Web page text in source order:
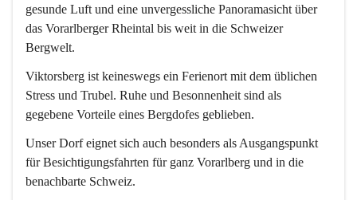
gesunde Luft und eine unvergessliche Panoramasicht über
das Vorarlberger Rheintal bis weit in die Schweizer
Bergwelt.
Viktorsberg ist keineswegs ein Ferienort mit dem üblichen
Stress und Trubel. Ruhe und Besonnenheit sind als
gegebene Vorteile eines Bergdofes geblieben.
Unser Dorf eignet sich auch besonders als Ausgangspunkt
für Besichtigungsfahrten für ganz Vorarlberg und in die
benachbarte Schweiz.